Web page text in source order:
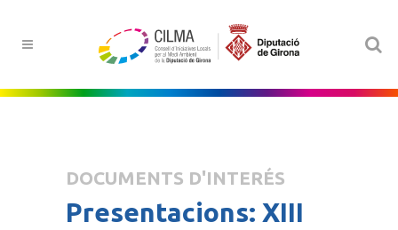
DOCUMENTS D'INTERÉS
Presentacions: XIII